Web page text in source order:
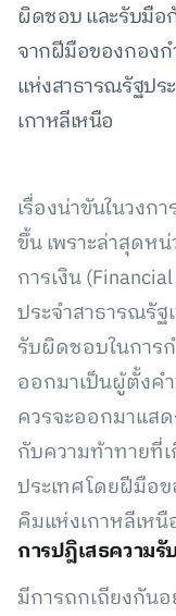
ผิดชอบ และรับมือ
จากฝีมือของกองก
แห่งสาธารณรัฐปร
เกาหลีเหนือ
เรื่องน่าขันในวงก
ขึ้น เพราะล่าสุดห
การเงิน
ประจำสาธารณรั
รับผิดชอบในการ
ออกมาเป็นผู้ตั้งคำ
ควรจะออกมาแส
กับความท้าทายที่
ประเทศโดยฝีมือ
คิมแห่งเกาหลีเหนื
การปฎิเสธความ
มีการถกเถียงกัน